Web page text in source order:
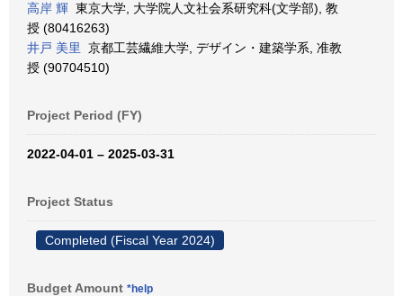
高岸 輝 東京大学, 大学院人文社会系研究科(文学部), 教
授 (80416263)
井戸 美里
京都工芸繊維大学, デザイン・建築学系, 准教
授 (90704510)
Project Period (FY)
2022-04-01 – 2025-03-31
Project Status
Completed (Fiscal Year 2024)
Budget Amount *help